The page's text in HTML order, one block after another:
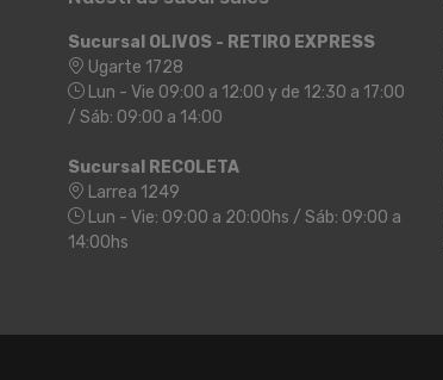
Sucursal OLIVOS - RETIRO EXPRESS
Ugarte 1728
Lun - Vie 09:00 a 12:00 y de 12:30 a 17:00
/ Sáb: 09:00 a 14:00
Sucursal RECOLETA
Larrea 1249
Lun - Vie: 09:00 a 20:00hs / Sáb: 09:00 a
14:00hs